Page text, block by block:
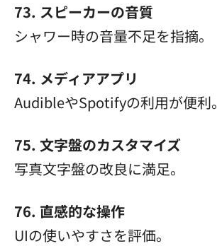
73. スピーカーの音質
シャワー時の音量不足を指摘。
74. メディアアプリ
AudibleやSpotifyの利用が便利。
75. 文字盤のカスタマイズ
写真文字盤の改良に満足。
76. 直感的な操作
UIの使いやすさを評価。